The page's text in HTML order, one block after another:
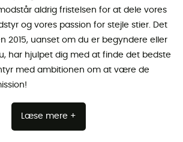
aldrig fristelsen for at dele vores
og vores passion for stejle stier. Det
2015, uanset om du er begyndere eller
har hjulpet dig med at finde det bedste
med ambitionen om at være de
Læse mere +